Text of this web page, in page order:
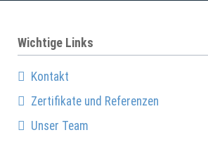
Wichtige Links
Kontakt
Zertifikate und Referenzen
Unser Team